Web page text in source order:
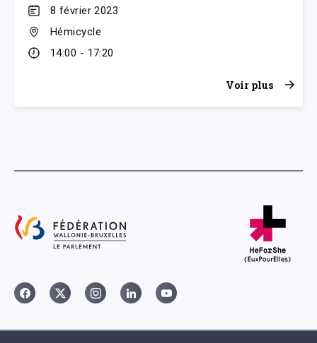
8 février 2023
Hémicycle
14:00 - 17:20
Voir plus